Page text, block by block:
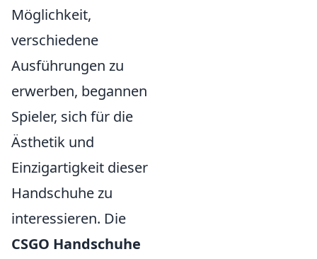
Möglichkeit,
verschiedene
Ausführungen zu
erwerben, begannen
Spieler, sich für die
Ästhetik und
Einzigartigkeit dieser
Handschuhe zu
interessieren. Die
CSGO Handschuhe